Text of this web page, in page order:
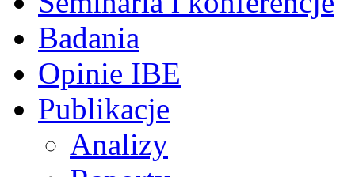
Badania
Opinie IBE
Publikacje
Analizy